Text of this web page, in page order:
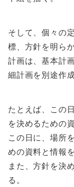
そして、個々の
標、方針を明ら
計画は、基本計
細計画を別途作成
たとえば、この
を決めるための
この日に、場所
めの資料と情報
また、方針を決
る。